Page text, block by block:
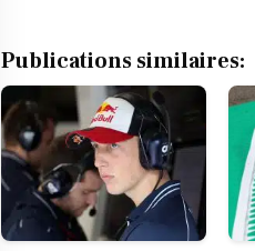
Publications similaires: